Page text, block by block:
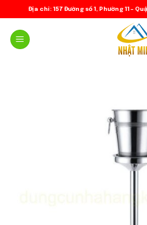
to
content
Địa chỉ: 157 Đường số 1, Phường 11 –